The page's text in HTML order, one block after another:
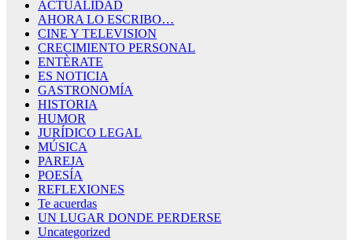
ACTUALIDAD
AHORA LO ESCRIBO…
CINE Y TELEVISION
CRECIMIENTO PERSONAL
ENTÈRATE
ES NOTICIA
GASTRONOMÍA
HISTORIA
HUMOR
JURÍDICO LEGAL
MÚSICA
PAREJA
POESÍA
REFLEXIONES
Te acuerdas
UN LUGAR DONDE PERDERSE
Uncategorized